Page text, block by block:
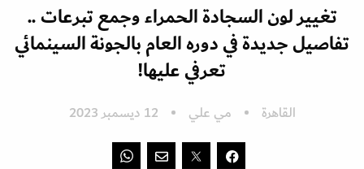
تغيير لون السجادة الحمراء وجمع تبرعات ..
تفاصيل جديدة في دوره العام بالجونة السينمائي
تعرفي عليها!
القاهرة مي علي 12 ديسمبر 2023